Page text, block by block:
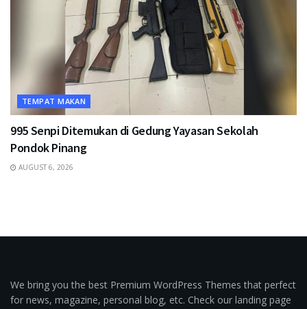
TEMPAT MAKAN
995 Senpi Ditemukan di Gedung Yayasan Sekolah
Pondok Pinang
AUGUST 6, 2026
We bring you the best Premium WordPress Themes that perfect
for news, magazine, personal blog, etc. Check our landing page